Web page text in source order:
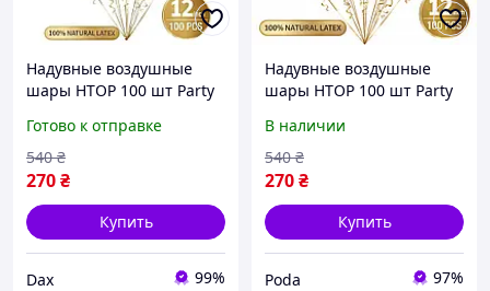
Надувные воздушные
шары HTOP 100 шт Party
оформления Дня
Рождения Праздничная
атрибутика Серый
металлик
Готово к отправке
270₴
540 ₴
Купить
Dax 99%
Надувные воздушные
шары HTOP 100 шт Party
оформления Дня
Рождения Праздничная
атрибутика Оливковый
pod
В наличии
270₴
540 ₴
Купить
Poda 97%